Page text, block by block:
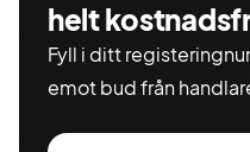
helt
Fyll i ditt
emot bud från